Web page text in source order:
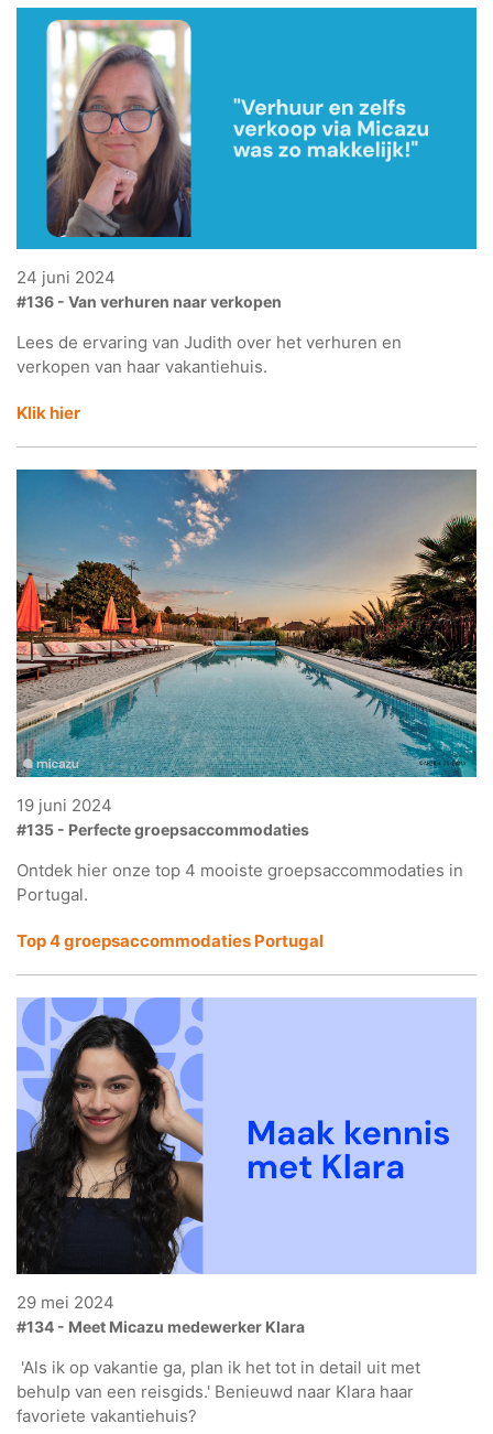
24 juni 2024
#136 - Van verhuren naar verkopen
Lees de ervaring van Judith over het verhuren en
verkopen van haar vakantiehuis.
Klik hier
19 juni 2024
#135 - Perfecte groepsaccommodaties
Ontdek hier onze top 4 mooiste groepsaccommodaties in
Portugal.
Top 4 groepsaccommodaties Portugal
29 mei 2024
#134 - Meet Micazu medewerker Klara
'Als ik op vakantie ga, plan ik het tot in detail uit met
behulp van een reisgids.' Benieuwd naar Klara haar
favoriete vakantiehuis?